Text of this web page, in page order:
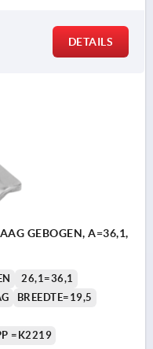
DETAILS
GEBOGEN, A=36,1,
26,1=36,1
BREEDTE=19,5
=K2219